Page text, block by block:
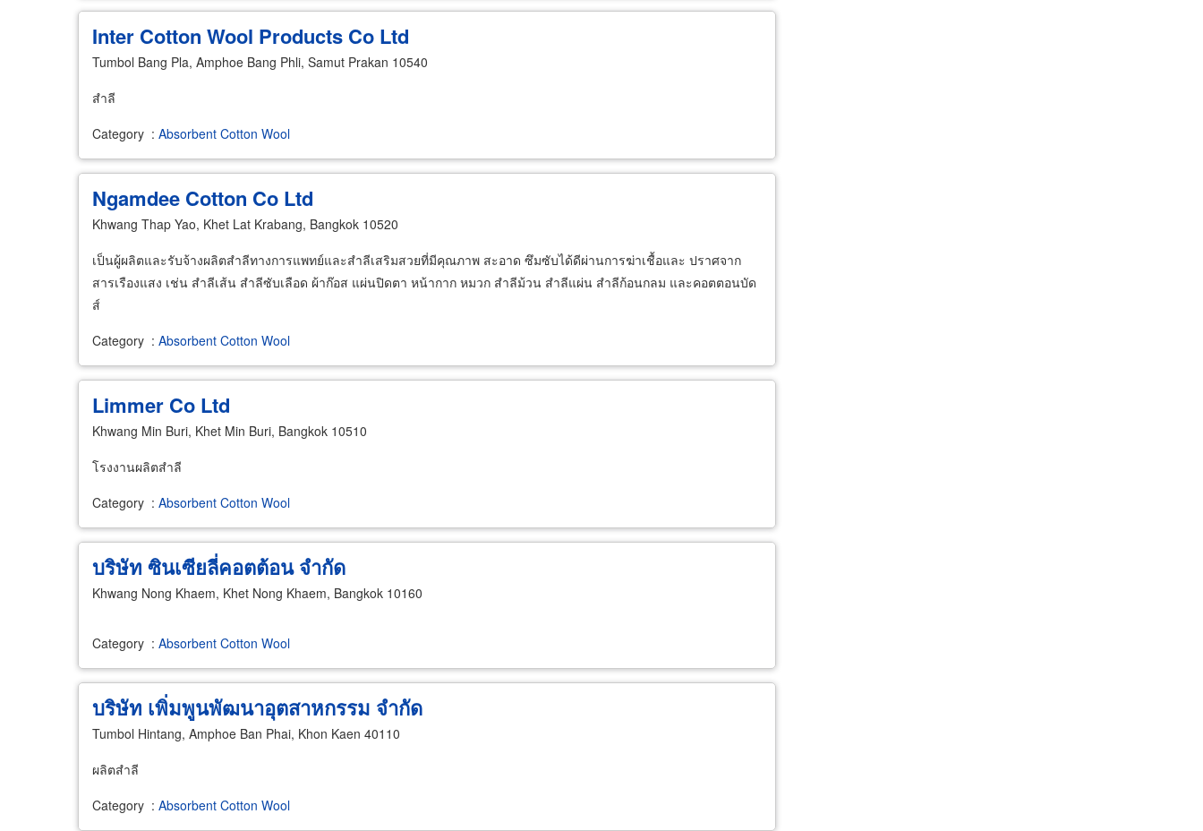
Inter Cotton Wool Products Co Ltd
Tumbol Bang Pla, Amphoe Bang Phli, Samut Prakan 10540
สำลี
Category : Absorbent Cotton Wool
Ngamdee Cotton Co Ltd
Khwang Thap Yao, Khet Lat Krabang, Bangkok 10520
เป็นผู้ผลิตและรับจ้างผลิตสำลีทางการแพทย์และสำลีเสริมสวยที่มีคุณภาพ สะอาด ซึมซับได้ดีผ่านการฆ่าเชื้อและ ปราศจาก
สารเรืองแสง เช่น สำลีเส้น สำลีซับเลือด ผ้าก๊อส แผ่นปิดตา หน้ากาก หมวก สำลีม้วน สำลีแผ่น สำลีก้อนกลม และคอตตอนบัด
ส์
Category : Absorbent Cotton Wool
Limmer Co Ltd
Khwang Min Buri, Khet Min Buri, Bangkok 10510
โรงงานผลิตสำลี
Category : Absorbent Cotton Wool
บริษัท ซินเซียลี่คอตต้อน จำกัด
Khwang Nong Khaem, Khet Nong Khaem, Bangkok 10160
Category : Absorbent Cotton Wool
บริษัท เพิ่มพูนพัฒนาอุตสาหกรรม จำกัด
Tumbol Hintang, Amphoe Ban Phai, Khon Kaen 40110
ผลิตสำลี
Category : Absorbent Cotton Wool